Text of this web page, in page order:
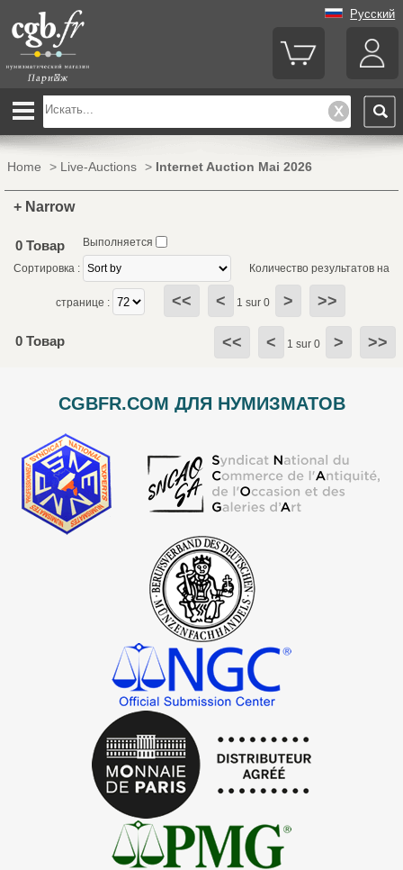
Русский
Home > Live-Auctions > Internet Auction Mai 2026
+ Narrow
0 Товар Выполняется
Сортировка : Количество результатов на
странице : << < 1 sur 0 > >>
0 Товар << < 1 sur 0 > >>
CGBFR.COM ДЛЯ НУМИЗМАТОВ